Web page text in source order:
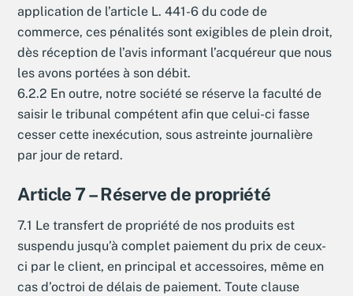
application de l’article L. 441-6 du code de
commerce, ces pénalités sont exigibles de plein droit,
dès réception de l’avis informant l’acquéreur que nous
les avons portées à son débit.
6.2.2 En outre, notre société se réserve la faculté de
saisir le tribunal compétent afin que celui-ci fasse
cesser cette inexécution, sous astreinte journalière
par jour de retard.
Article 7 – Réserve de propriété
7.1 Le transfert de propriété de nos produits est
suspendu jusqu’à complet paiement du prix de ceux-
ci par le client, en principal et accessoires, même en
cas d’octroi de délais de paiement. Toute clause